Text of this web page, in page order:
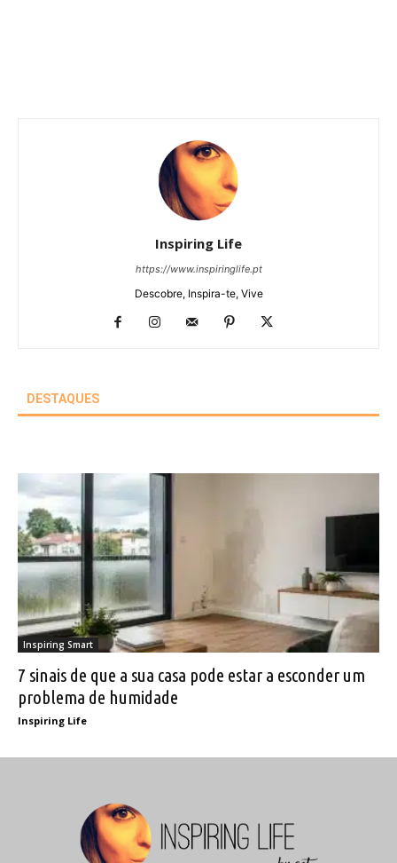
Inspiring Life
https://www.inspiringlife.pt
Descobre, Inspira-te, Vive
DESTAQUES
Inspiring Smart
7 sinais de que a sua casa pode estar a esconder um
problema de humidade
Inspiring Life